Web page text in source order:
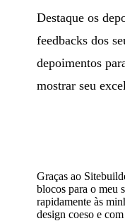
Destaque os
feedbacks dos
depoimentos
mostrar seu
Graças ao
blocos para o meu
rapidamente às
design coeso e